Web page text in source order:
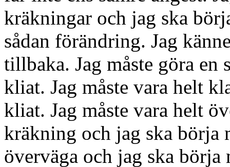
kräkningar och jag ska
sådan förändring. Jag
tillbaka. Jag måste göra en
kliat. Jag måste vara helt
kliat. Jag måste vara helt
kräkning och jag ska börja
överväga och jag ska börja